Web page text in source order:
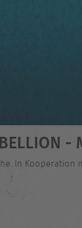
-
In Kooperation